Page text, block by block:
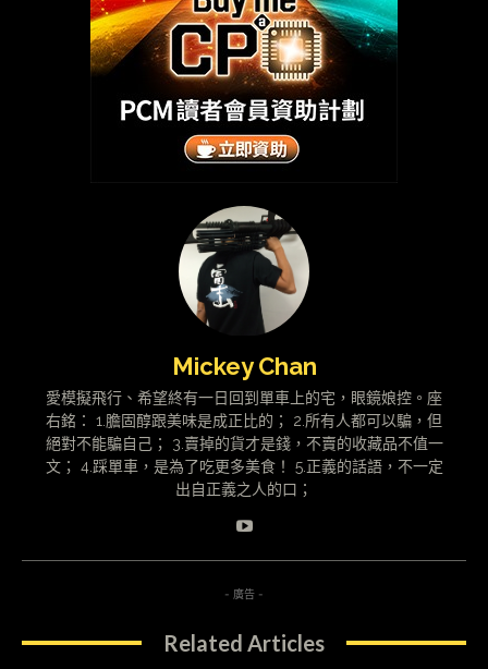
Mickey Chan
愛模擬飛行、希望終有一日回到單車上的宅，眼鏡娘控。座
右銘： 1.膽固醇跟美味是成正比的； 2.所有人都可以騙，但
絕對不能騙自己； 3.賣掉的貨才是錢，不賣的收藏品不值一
文； 4.踩單車，是為了吃更多美食！ 5.正義的話語，不一定
出自正義之人的口；
- 廣告 -
Related Articles